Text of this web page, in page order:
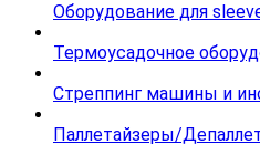
Оборудование для
Термоусадочное
Стреппинг машины и
Паллетайзеры/